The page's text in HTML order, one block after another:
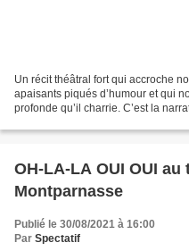
Un récit théâtral fort qui accroche
apaisants piqués d’humour et qui
profonde qu’il charrie. C’est la
OH-LA-LA OUI OUI au
Montparnasse
Publié le 30/08/2021 à 16:00
Par Spectatif